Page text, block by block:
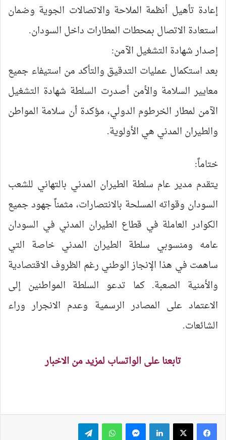
إعادة تأهيل أنظمة الملاحة والاتصالات الجوية وضمان
استعادة الاتصال بمحطات المطارات داخل السودان.
إصدار شهادة التشغيل الآمن:
بعد استكمال عمليات التدقيق والتأكد من استيفاء جميع
معايير السلامة والأمن أصدرت السلطة شهادة التشغيل
الآمن لمطار الخرطوم الدولي، مؤكدة أن سلامة المواطن
والطيران المدني هي الأولوية.
ختاماً:
يتقدم مدير عام سلطة الطيران المدني بالتهاني للشعب
السودان وقواته المسلحة بالانتصارات، مثمناً جهود جميع
الكوادر العاملة في قطاع الطيران المدني في السودان
عامه ومنسوبي سلطة الطيران المدني خاصة التي
ساهمت في هذا الإنجاز الوطني رغم الظروف الاقتصادية
والأمنية الصعبة. كما تدعو السلطة المواطنين إلى
الاعتماد على المصادر الرسمية وعدم الانجرار وراء
الشائعات.
تابعنا على الواتساب لمزيد من الاخبار
لينكدإن ماسنجر واتساب تيلقرام